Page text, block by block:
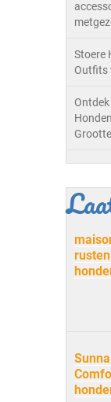
Stoere
Outfits